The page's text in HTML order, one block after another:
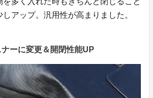
アップ。汎用性が高まりました。
ーに変更＆開閉性能UP